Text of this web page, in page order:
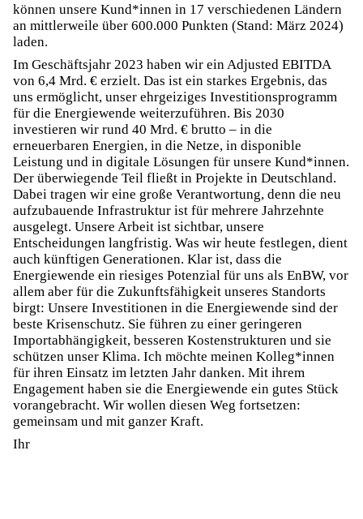
können unsere Kund*innen in 17 verschiedenen Ländern
an mittlerweile über 600.000 Punkten (Stand: März 2024)
laden.
Im Geschäftsjahr 2023 haben wir ein Adjusted EBITDA
von 6,4 Mrd. € erzielt. Das ist ein starkes Ergebnis, das
uns ermöglicht, unser ehrgeiziges Investitionsprogramm
für die Energiewende weiterzuführen. Bis 2030
investieren wir rund 40 Mrd. € brutto – in die
erneuerbaren Energien, in die Netze, in disponible
Leistung und in digitale Lösungen für unsere Kund*innen.
Der überwiegende Teil fließt in Projekte in Deutschland.
Dabei tragen wir eine große Verantwortung, denn die neu
aufzubauende Infrastruktur ist für mehrere Jahrzehnte
ausgelegt. Unsere Arbeit ist sichtbar, unsere
Entscheidungen langfristig. Was wir heute festlegen, dient
auch künftigen Generationen. Klar ist, dass die
Energiewende ein riesiges Potenzial für uns als EnBW, vor
allem aber für die Zukunftsfähigkeit unseres Standorts
birgt: Unsere Investitionen in die Energiewende sind der
beste Krisenschutz. Sie führen zu einer geringeren
Importabhängigkeit, besseren Kostenstrukturen und sie
schützen unser Klima. Ich möchte meinen Kolleg*innen
für ihren Einsatz im letzten Jahr danken. Mit ihrem
Engagement haben sie die Energiewende ein gutes Stück
vorangebracht. Wir wollen diesen Weg fortsetzen:
gemeinsam und mit ganzer Kraft.
Ihr